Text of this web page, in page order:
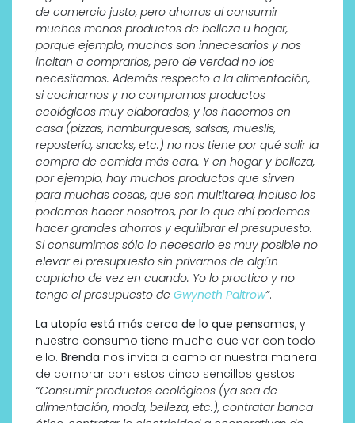
de comercio justo, pero ahorras al consumir
muchos menos productos de belleza u hogar,
porque ejemplo, muchos son innecesarios y nos
incitan a comprarlos, pero de verdad no los
necesitamos. Además respecto a la alimentación,
si cocinamos y no compramos productos
ecológicos muy elaborados, y los hacemos en
casa (pizzas, hamburguesas, salsas, mueslis,
repostería, snacks, etc.) no nos tiene por qué salir la
compra de comida más cara. Y en hogar y belleza,
por ejemplo, hay muchos productos que sirven
para muchas cosas, que son multitarea, incluso los
podemos hacer nosotros, por lo que ahí podemos
hacer grandes ahorros y equilibrar el presupuesto.
Si consumimos sólo lo necesario es muy posible no
elevar el presupuesto sin privarnos de algún
capricho de vez en cuando. Yo lo practico y no
tengo el presupuesto de Gwyneth Paltrow”.
La utopía está más cerca de lo que pensamos, y
nuestro consumo tiene mucho que ver con todo
ello. Brenda nos invita a cambiar nuestra manera
de comprar con estos cinco sencillos gestos:
“Consumir productos ecológicos (ya sea de
alimentación, moda, belleza, etc.), contratar banca